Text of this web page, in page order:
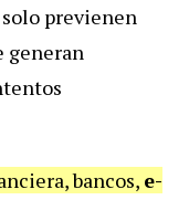
previenen
generan
bancos, e-